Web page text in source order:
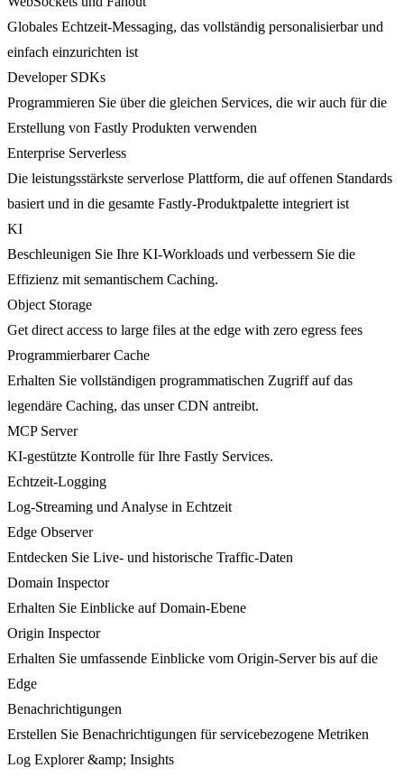
Globales Echtzeit-Messaging, das vollständig personalisierbar und
einfach einzurichten ist
Developer SDKs
Programmieren Sie über die gleichen Services, die wir auch für die
Erstellung von Fastly Produkten verwenden
Enterprise Serverless
Die leistungsstärkste serverlose Plattform, die auf offenen Standards
basiert und in die gesamte Fastly-Produktpalette integriert ist
KI
Beschleunigen Sie Ihre KI-Workloads und verbessern Sie die
Effizienz mit semantischem Caching.
Object Storage
Get direct access to large files at the edge with zero egress fees
Programmierbarer Cache
Erhalten Sie vollständigen programmatischen Zugriff auf das
legendäre Caching, das unser CDN antreibt.
MCP Server
KI-gestützte Kontrolle für Ihre Fastly Services.
Echtzeit-Logging
Log-Streaming und Analyse in Echtzeit
Edge Observer
Entdecken Sie Live- und historische Traffic-Daten
Domain Inspector
Erhalten Sie Einblicke auf Domain-Ebene
Origin Inspector
Erhalten Sie umfassende Einblicke vom Origin-Server bis auf die
Edge
Benachrichtigungen
Erstellen Sie Benachrichtigungen für servicebezogene Metriken
Log Explorer &amp; Insights